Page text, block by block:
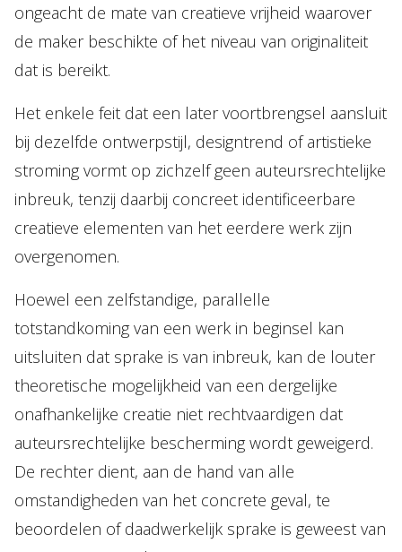
ongeacht de mate van creatieve vrijheid waarover
de maker beschikte of het niveau van originaliteit
dat is bereikt.
Het enkele feit dat een later voortbrengsel aansluit
bij dezelfde ontwerpstijl, designtrend of artistieke
stroming vormt op zichzelf geen auteursrechtelijke
inbreuk, tenzij daarbij concreet identificeerbare
creatieve elementen van het eerdere werk zijn
overgenomen.
Hoewel een zelfstandige, parallelle
totstandkoming van een werk in beginsel kan
uitsluiten dat sprake is van inbreuk, kan de louter
theoretische mogelijkheid van een dergelijke
onafhankelijke creatie niet rechtvaardigen dat
auteursrechtelijke bescherming wordt geweigerd.
De rechter dient, aan de hand van alle
omstandigheden van het concrete geval, te
beoordelen of daadwerkelijk sprake is geweest van